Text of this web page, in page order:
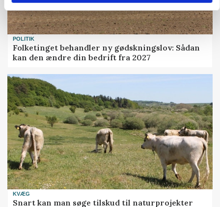
POLITIK
Folketinget behandler ny gødskningslov: Sådan
kan den ændre din bedrift fra 2027
KVÆG
Snart kan man søge tilskud til naturprojekter